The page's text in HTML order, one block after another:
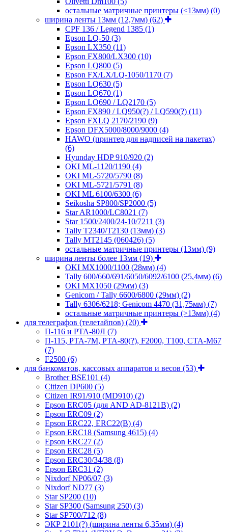
остальные матричные принтеры (<13мм) (0)
ширина ленты 13мм (12,7мм) (62)
CPF 136 / Legend 1385 (1)
Epson LQ-50 (3)
Epson LX350 (11)
Epson FX800/LX300 (10)
Epson LQ800 (5)
Epson FX/LX/LQ-1050/1170 (7)
Epson LQ630 (5)
Epson LQ670 (1)
Epson LQ690 / LQ2170 (5)
Epson FX890 / LQ950(?) / LQ590(?) (11)
Epson FXLQ 2170/2190 (9)
Epson DFX5000/8000/9000 (4)
HAWO (принтер для надписей на пакетах)
(6)
Hyunday HDP 910/920 (2)
OKI ML-1120/1190 (4)
OKI ML-5720/5790 (8)
OKI ML-5721/5791 (8)
OKI ML 6100/6300 (6)
Seikosha SP800/SP2000 (5)
Star AR1000/LC8021 (7)
Star 1500/2400/24-10/7211 (3)
Tally T2340/T2130 (13мм) (3)
Tally MT2145 (060426) (5)
остальные матричные принтеры (13мм) (9)
ширина ленты более 13мм (19)
OKI MX1000/1100 (28мм) (4)
Tally 600/660/691/6050/6092/6100 (25,4мм) (6)
OKI MX1050 (29мм) (3)
Genicom / Tally 6600/6800 (29мм) (2)
Tally 6306/6218; Genicom 4470 (31,75мм) (7)
остальные матричные принтеры (>13мм) (4)
для телеграфов (телетайпов) (20)
П-116 и РТА-80Л (7)
П-115, РТА-7М, РТА-80(?), F2000, T100, СТА-М67
(7)
F2500 (6)
для банкоматов, кассовых аппаратов и весов (53)
Brother BSE101 (4)
Citizen DP600 (5)
Citizen IR91/910 (MD910) (2)
Epson ERC05 (для AND AD-8121B) (2)
Epson ERC09 (2)
Epson ERC22, ERC22(B) (4)
Epson ERC18 (Samsung 4615) (4)
Epson ERC27 (2)
Epson ERC28 (5)
Epson ERC30/34/38 (8)
Epson ERC31 (2)
Nixdorf NP06/07 (3)
Nixdorf ND77 (3)
Star SP200 (10)
Star SP300 (Samsung 250) (3)
Star SP700/712 (8)
ЭКР 2101(?) (ширина ленты 6,35мм) (4)